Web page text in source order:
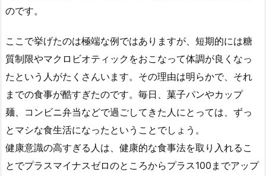
のです。
ここで挙げたのは極端な例ではありますが、短期的には糖
質制限やマクロビオティックをおこなって体調が良くなっ
たという人がたくさんいます。その理由は明らかで、それ
までの食事が酷すぎたのです。毎日、菓子パンやカップ
麺、コンビニ弁当などで過ごしてきた人にとっては、ずっ
とマシな食生活になったということでしょう。
健康意識の高すぎる人は、健康的な食事法を取り入れるこ
とでプラスマイナスゼロのところからプラス100までアップ